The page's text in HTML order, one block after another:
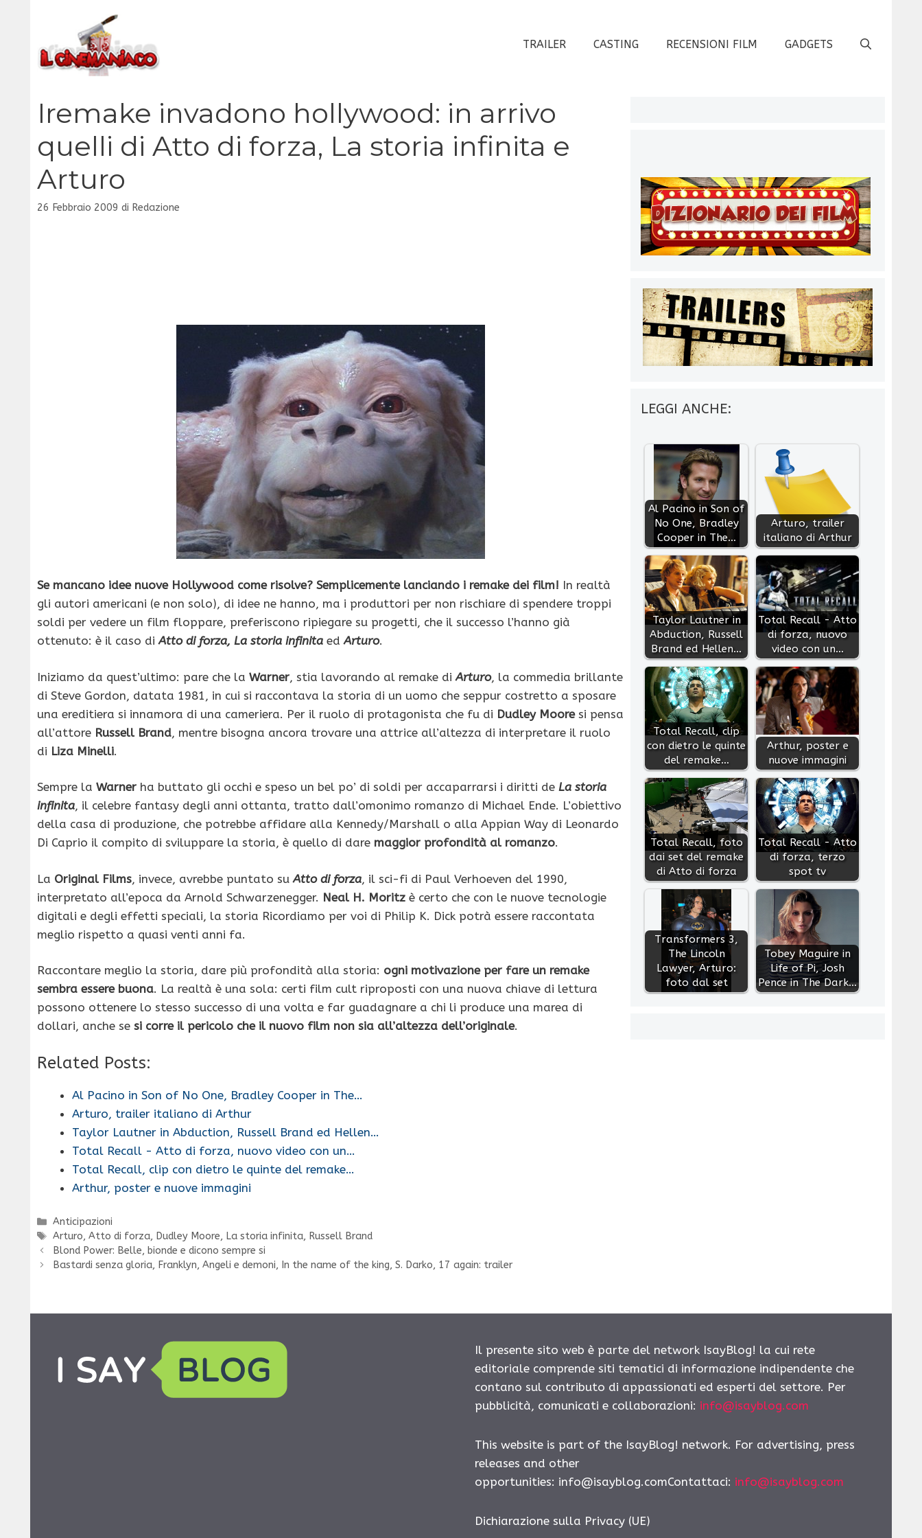
contenuto
TRAILER CASTING RECENSIONI FILM GADGETS
Iremake invadono hollywood: in arrivo
quelli di Atto di forza, La storia infinita e
Arturo
26 Febbraio 2009 di Redazione
Se mancano idee nuove Hollywood come risolve? Semplicemente lanciando i remake dei film! In realtà
gli autori americani (e non solo), di idee ne hanno, ma i produttori per non rischiare di spendere troppi
soldi per vedere un film floppare, preferiscono ripiegare su progetti, che il successo l’hanno già
ottenuto: è il caso diAtto di forza, La storia infinita edArturo.
Iniziamo da quest’ultimo: pare che la Warner, stia lavorando al remake diArturo, la commedia brillante
di Steve Gordon, datata 1981, in cui si raccontava la storia di un uomo che seppur costretto a sposare
una ereditiera si innamora di una cameriera. Per il ruolo di protagonista che fu di Dudley Mooresi pensa
all’attore Russell Brand, mentre bisogna ancora trovare una attrice all’altezza di interpretare il ruolo
di Liza Minelli.
Sempre la Warner ha buttato gli occhi e speso un bel po’ di soldi per accaparrarsi i diritti de La storia
infinita, il celebre fantasy degli anni ottanta, tratto dall’omonimo romanzo di Michael Ende. L’obiettivo
della casa di produzione, che potrebbe affidare alla Kennedy/Marshall o alla Appian Way di Leonardo
Di Caprio il compito di sviluppare la storia, è quello di dare maggior profondità al romanzo.
La Original Films, invece, avrebbe puntato suAtto di forza, il sci-fi di Paul Verhoeven del 1990,
interpretato all’epoca da Arnold Schwarzenegger. Neal H. Moritz è certo che con le nuove tecnologie
digitali e degli effetti speciali, la storia Ricordiamo per voi di Philip K. Dick potrà essere raccontata
meglio rispetto a quasi venti anni fa.
Raccontare meglio la storia, dare più profondità alla storia: ogni motivazione per fare un remake
sembra essere buona. La realtà è una sola: certi film cult riproposti con una nuova chiave di lettura
possono ottenere lo stesso successo di una volta e far guadagnare a chi li produce una marea di
dollari, anche se si corre il pericolo che il nuovo film non sia all’altezza dell’originale.
Related Posts:
Al Pacino in Son of No One, Bradley Cooper in The…
Arturo, trailer italiano di Arthur
Taylor Lautner in Abduction, Russell Brand ed Hellen…
Total Recall - Atto di forza, nuovo video con un…
Total Recall, clip con dietro le quinte del remake…
Arthur, poster e nuove immagini
Categorie
Anticipazioni
Tag
Arturo,Atto di forza, Dudley Moore, La storia infinita, Russell Brand
Blond Power: Belle, bionde e dicono sempre si
Bastardi senza gloria, Franklyn, Angeli e demoni, In the name of the king, S. Darko, 17 again: trailer
LEGGI ANCHE:
Al Pacino in Son of
No One, Bradley
Cooper in The…
Arturo, trailer
italiano di Arthur
Taylor Lautner in
Abduction, Russell
Brand ed Hellen…
Total Recall - Atto
di forza, nuovo
video con un…
Total Recall, clip
con dietro le quinte
del remake…
Arthur, poster e
nuove immagini
Total Recall, foto
dai set del remake
di Atto di forza
Total Recall - Atto
di forza, terzo
spot tv
Transformers 3,
The Lincoln
Lawyer, Arturo:
foto dal set
Tobey Maguire in
Life of Pi, Josh
Pence in The Dark…
Il presente sito web è parte del network IsayBlog! la cui rete
editoriale comprende siti tematici di informazione indipendente che
contano sul contributo di appassionati ed esperti del settore. Per
pubblicità, comunicati e collaborazioni: info@isayblog.com
This website is part of the IsayBlog! network. For advertising, press
releases and other
opportunities: info@isayblog.comContattaci: info@isayblog.com
Dichiarazione sulla Privacy (UE)